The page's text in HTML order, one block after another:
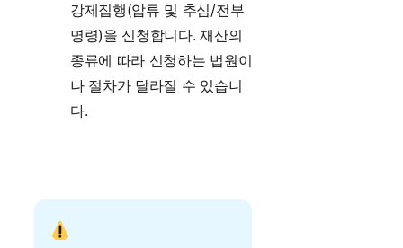
강제집행(압류 및 추심/전부
명령)을 신청합니다. 재산의
종류에 따라 신청하는 법원이
나 절차가 달라질 수 있습니
다.